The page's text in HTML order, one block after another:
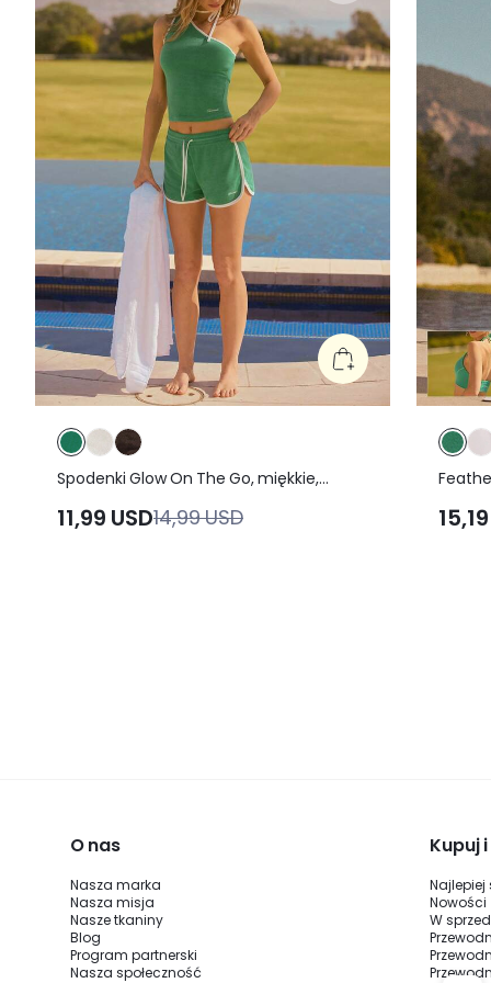
Spodenki Glow On The Go, miękkie,
wykończenie, haftowany brzeg, logo na
11,99 USD14,99 USD
O nas
Nasza marka
Nasza misja
Nasze tkaniny
Blog
Program partnerski
Nasza społeczność
Kupuj
Nowości
W